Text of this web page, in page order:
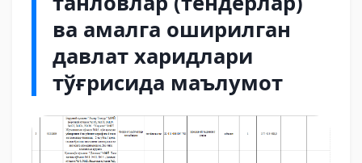
ва амалга оширилган
давлат харидлари
тўғрисида маълумот